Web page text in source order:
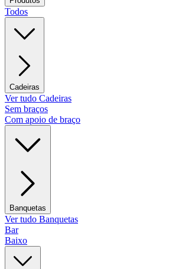
Todos
Cadeiras
Ver tudo Cadeiras
Sem braços
Com apoio de braço
Banquetas
Ver tudo Banquetas
Bar
Baixo